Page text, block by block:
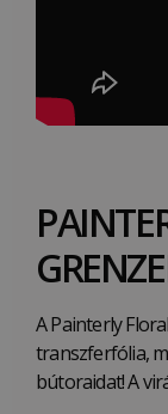
A Painterly
transzferfólia,
bútoraidat! A